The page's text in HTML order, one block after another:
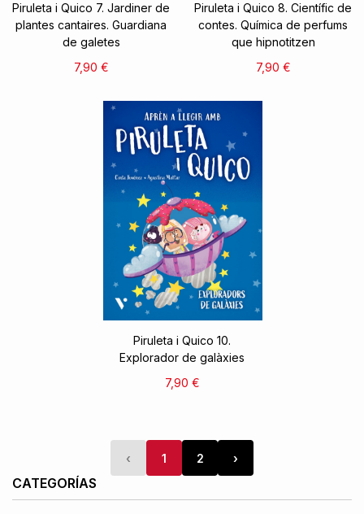
Piruleta i Quico 7. Jardiner de
plantes cantaires. Guardiana
de galetes
7,90 €
Piruleta i Quico 8. Científic de
contes. Química de perfums
que hipnotitzen
7,90 €
Piruleta i Quico 10.
Explorador de galàxies
7,90 €
‹ 1 2 ›
CATEGORÍAS